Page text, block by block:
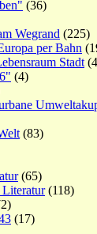
(36)
Wegrand (225)
per Bahn
Stadt
(4)
(83)
(65)
Literatur(118)
(17)